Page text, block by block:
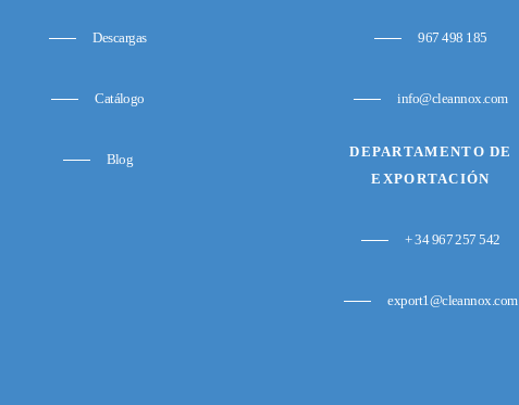
Descargas
Catálogo
Blog
967 498 185
info@cleannox.com
DEPARTAMENTO DE
EXPORTACIÓN
+ 34 967 257 542
export1@cleannox.com